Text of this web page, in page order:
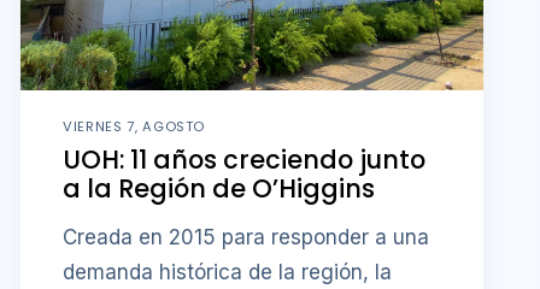
VIERNES 7, AGOSTO
UOH: 11 años creciendo junto
a la Región de O’Higgins
Creada en 2015 para responder a una
demanda histórica de la región, la